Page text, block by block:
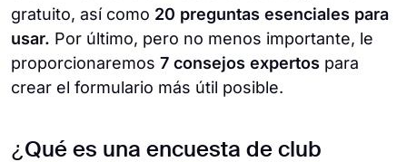
gratuito, así como 20 preguntas esenciales para
usar. Por último, pero no menos importante, le
proporcionaremos 7 consejos expertos para
crear el formulario más útil posible.
¿Qué es una encuesta de club